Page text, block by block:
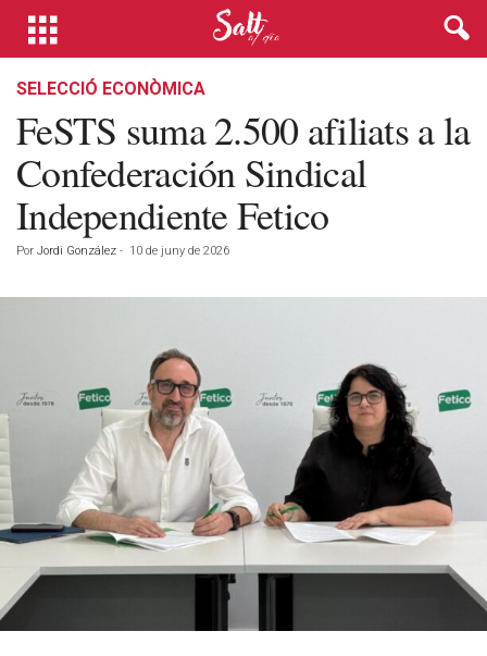
SELECCIÓ ECONÒMICA
FeSTS suma 2.500 afiliats a la
Confederación Sindical
Independiente Fetico
Por Jordi González - 10 de juny de 2026